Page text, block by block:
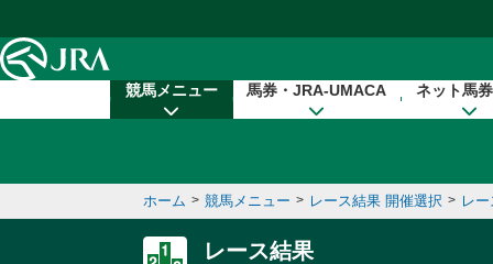
競馬メニュー 馬券・JRA-UMACA ネット馬
ホーム > 競馬メニュー > レース結果 開催選択 > レ
レース結果